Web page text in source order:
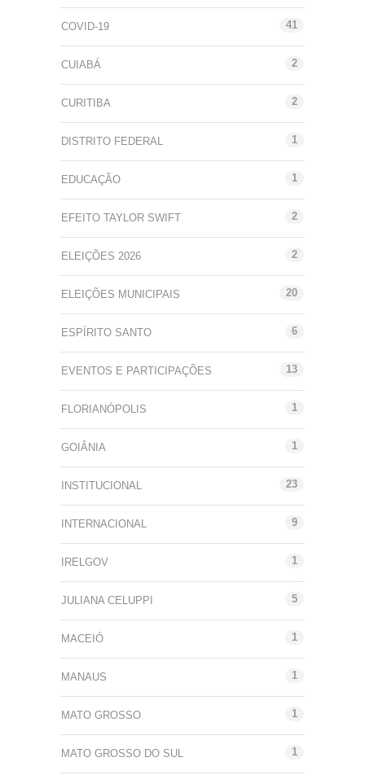
COVID-19 41
CUIABÁ 2
CURITIBA 2
DISTRITO FEDERAL 1
EDUCAÇÃO 1
EFEITO TAYLOR SWIFT 2
ELEIÇÕES 2026 2
ELEIÇÕES MUNICIPAIS 20
ESPÍRITO SANTO 6
EVENTOS E PARTICIPAÇÕES 13
FLORIANÓPOLIS 1
GOIÂNIA 1
INSTITUCIONAL 23
INTERNACIONAL 9
IRELGOV 1
JULIANA CELUPPI 5
MACEIÓ 1
MANAUS 1
MATO GROSSO 1
MATO GROSSO DO SUL 1